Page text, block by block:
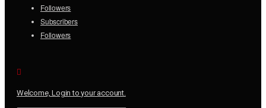
Followers
Subscribers
Followers
Welcome, Login to your account.